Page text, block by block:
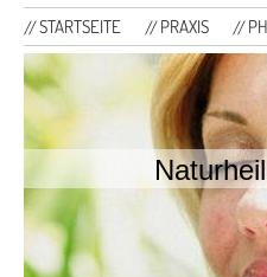
STARTSEITE PRAXIS